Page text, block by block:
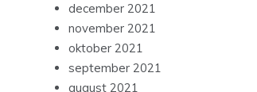
december 2021
november 2021
oktober 2021
september 2021
august 2021